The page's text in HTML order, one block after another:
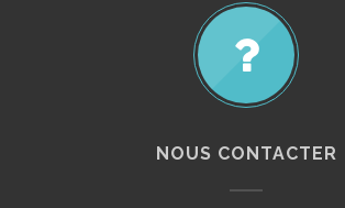
NOUS CONTACTER